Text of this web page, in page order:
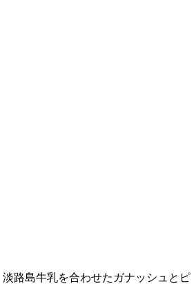
路島牛乳を合わせたガナッシュとピ